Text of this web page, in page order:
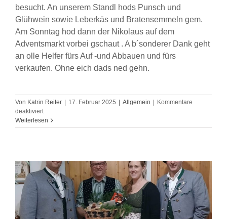
besucht. An unserem Standl hods Punsch und
Glühwein sowie Leberkäs und Bratensemmeln gem.
Am Sonntag hod dann der Nikolaus auf dem
Adventsmarkt vorbei gschaut . A b´sonderer Dank geht
an olle Helfer fürs Auf -und Abbauen und fürs
verkaufen. Ohne eich dads ned gehn.
Von Katrin Reiter | 17. Februar 2025 | Allgemein | Kommentare
deaktiviertfür
Adventsmarkt
im
Weiterlesen